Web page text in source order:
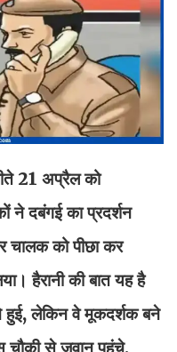
21 अप्रैल को
ने दबंगई का प्रदर्शन
चालक को पीछा कर
हैरानी की बात यह है
हुई, लेकिन वे मूकदर्शक बने
चौकी से जवान पहुंचे,